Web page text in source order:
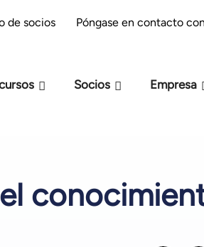
de socios Póngase en contacto
Socios Empresa